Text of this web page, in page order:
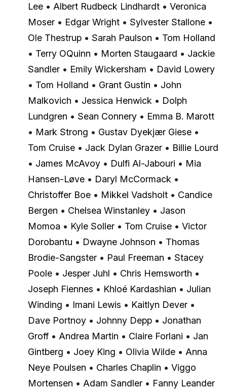
Lee • Albert Rudbeck Lindhardt • Veronica
Moser • Edgar Wright • Sylvester Stallone •
Ole Thestrup • Sarah Paulson • Tom Holland
• Terry OQuinn • Morten Staugaard • Jackie
Sandler • Emily Wickersham • David Lowery
• Tom Holland • Grant Gustin • John
Malkovich • Jessica Henwick • Dolph
Lundgren • Sean Connery • Emma B. Marott
• Mark Strong • Gustav Dyekjær Giese •
Tom Cruise • Jack Dylan Grazer • Billie Lourd
• James McAvoy • Dulfi Al-Jabouri • Mia
Hansen-Løve • Daryl McCormack •
Christoffer Boe • Mikkel Vadsholt • Candice
Bergen • Chelsea Winstanley • Jason
Momoa • Kyle Soller • Tom Cruise • Victor
Dorobantu • Dwayne Johnson • Thomas
Brodie-Sangster • Paul Freeman • Stacey
Poole • Jesper Juhl • Chris Hemsworth •
Joseph Fiennes • Khloé Kardashian • Julian
Winding • Imani Lewis • Kaitlyn Dever •
Dave Portnoy • Johnny Depp • Jonathan
Groff • Andrea Martin • Claire Forlani • Jan
Gintberg • Joey King • Olivia Wilde • Anna
Neye Poulsen • Charles Chaplin • Viggo
Mortensen • Adam Sandler • Fanny Leander